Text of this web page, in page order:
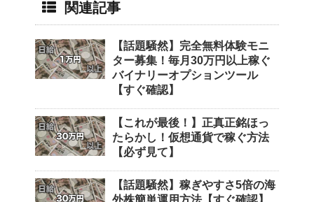
関連記事
【話題騒然】完全無料体験モニ
ター募集！毎月30万円以上稼ぐ
バイナリーオプションツール
【すぐ確認】
【これが最後！】正真正銘ほっ
たらかし！仮想通貨で稼ぐ方法
【必ず見て】
【話題騒然】稼ぎやすさ5倍の海